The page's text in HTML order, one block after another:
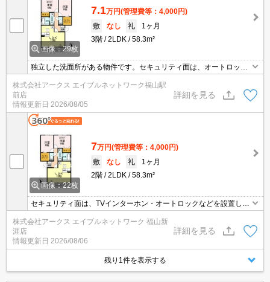
画像：29枚
7.1万円(管理費等：4,000円)
敷
なし 礼
1ヶ月
3階
2LDK 58.3m²
独立した洗面所がある物件です。セキュリティ面は、オートロッ
収納はクロゼット・シューズボックスなど豊富なので、衣類や履き
物の整理がしやすく便利です。利便性の高い敷地内ごみ置き場は、
共働きのかたにも好評を頂いています。お湯を沸かし直せる追い焚
き機能付きです。
株式会社アークス エイブルネットワーク福山駅
前店
情報更新日 2026/08/05
詳細を見る
画像：22枚
7万円(管理費等：4,000円)
敷
なし 礼
1ヶ月
2階
2LDK 58.3m²
セキュリティ面は、TVインターホン・オートロックなどを設置して
いるので安全面でも優れております。出勤や通学前の忙しい時間を
スムーズにする独立した洗面所の物件はいかがですか。収納はシュ
ーズボックス・クロゼットなど豊富なので、広々と空間を利用する
ことも可能です。BSアンテナ工事済みの、嬉しい条件が整った物件
となっています。
株式会社アークス エイブルネットワーク 福山新
涯店
情報更新日 2026/08/06
詳細を見る
残り1件を表示する